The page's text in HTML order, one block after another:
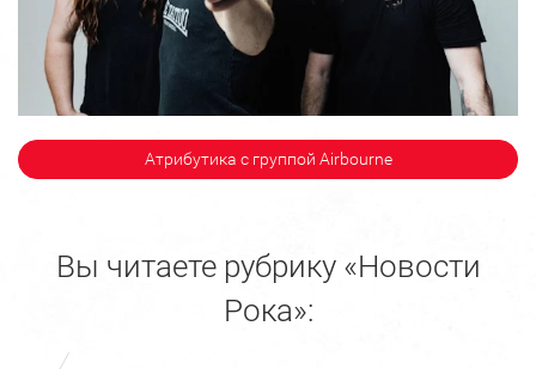
Атрибутика с группой Airbourne
Вы читаете рубрику «Новости
Рока»: